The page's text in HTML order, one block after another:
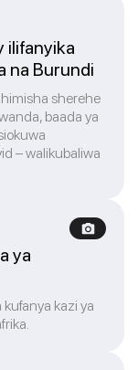
ilifanyika
na Burundi
sherehe
baada ya
– walikubaliwa
ya
kufanya kazi ya